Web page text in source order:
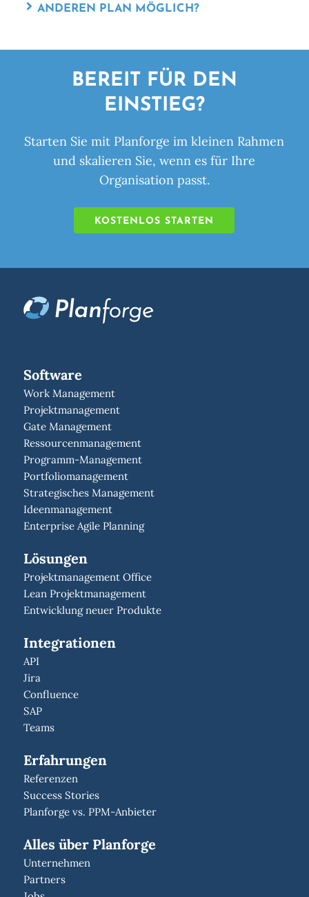
ANDEREN PLAN MÖGLICH?
BEREIT FÜR DEN
EINSTIEG?
Starten Sie mit Planforge im kleinen Rahmen
und skalieren Sie, wenn es für Ihre
Organisation passt.
KOSTENLOS STARTEN
Software
Work Management
Projektmanagement
Gate Management
Ressourcenmanagement
Programm-Management
Portfoliomanagement
Strategisches Management
Ideenmanagement
Enterprise Agile Planning
Lösungen
Projektmanagement Office
Lean Projektmanagement
Entwicklung neuer Produkte
Integrationen
API
Jira
Confluence
SAP
Teams
Erfahrungen
Referenzen
Success Stories
Planforge vs. PPM-Anbieter
Alles über Planforge
Unternehmen
Partners